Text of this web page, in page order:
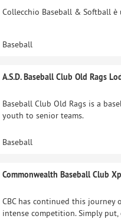
Collecchio Baseball & Softball
Baseball
A.S.D. Baseball Club Old Rags
Baseball Club Old Rags is a
youth to senior teams.
Baseball
Commonwealth Baseball Club
CBC has continued this
intense competition. Simply